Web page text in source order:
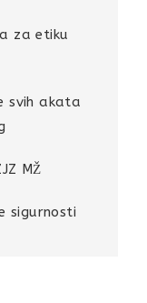
za etiku
svih akata
MŽ
sigurnosti